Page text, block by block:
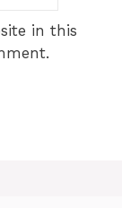
in this